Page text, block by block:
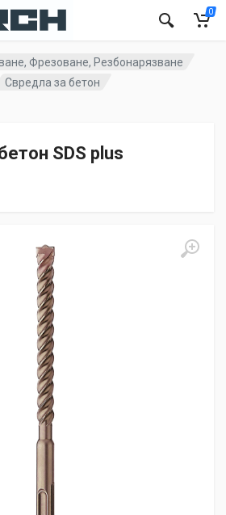
0
Фрезоване, Резбонарязване
Свредла за бетон
SDS plus